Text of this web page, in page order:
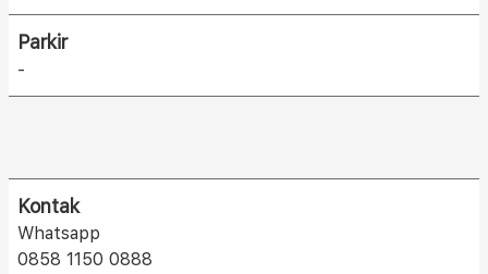
Parkir
-
Kontak
Whatsapp
0858 1150 0888